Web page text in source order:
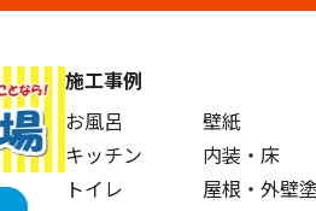
施工事例
お風呂
壁紙
キッチン
内装・床
トイレ
屋根・外壁